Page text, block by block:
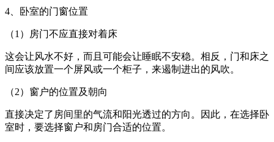
4、卧室的门窗位置
（1）房门不应直接对着床
这会让风水不好，而且可能会让睡眠不安稳。相反，门和床之
间应该放置一个屏风或一个柜子，来遏制进出的风吹。
（2）窗户的位置及朝向
直接决定了房间里的气流和阳光透过的方向。因此，在选择卧
室时，要选择窗户和房门合适的位置。